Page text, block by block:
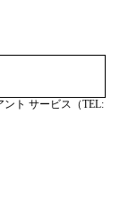
ト サービス（TEL: